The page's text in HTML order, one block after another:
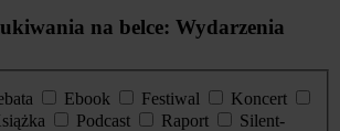
na belce: Wydarzenia
Ebook Festiwal
Koncert
Podcast Raport
Silent-